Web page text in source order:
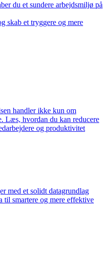
du et sundere arbejdsmiljø på
skab et tryggere og mere
handler ikke kun om
Læs, hvordan du kan reducere
og produktivitet
med et solidt datagrundlag
til smartere og mere effektive